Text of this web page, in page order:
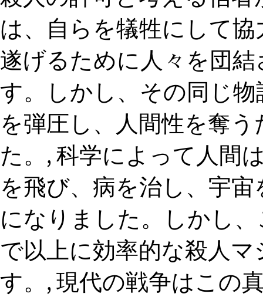
は、自らを犠牲にして
遂げるために人々を団
す。しかし、その同じ
を弾圧し、人間性を奪
た。, 科学によって人間
を飛び、病を治し、宇
になりました。しかし
で以上に効率的な殺人
す。, 現代の戦争はこの